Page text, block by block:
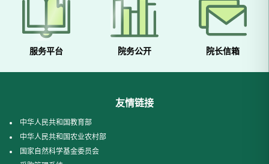
服务平台 院务公开 院长信箱
友情链接
中华人民共和国教育部
中华人民共和国农业农村部
国家自然科学基金委员会